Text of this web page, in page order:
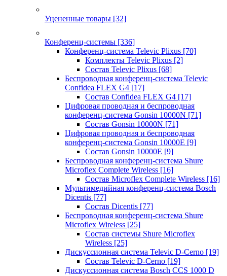
Уцененные товары [32]
Конференц-системы [336]
Конференц-система Televic Plixus [70]
Комплекты Televic Plixus [2]
Состав Televic Plixus [68]
Беспроводная конференц-система Televic
Confidea FLEX G4 [17]
Состав Confidea FLEX G4 [17]
Цифровая проводная и беспроводная
конференц-система Gonsin 10000N [71]
Состав Gonsin 10000N [71]
Цифровая проводная и беспроводная
конференц-система Gonsin 10000E [9]
Состав Gonsin 10000E [9]
Беспроводная конференц-система Shure
Microflex Complete Wireless [16]
Состав Microflex Complete Wireless [16]
Мультимедийная конференц-система Bosch
Dicentis [77]
Состав Dicentis [77]
Беспроводная конференц-система Shure
Microflex Wireless [25]
Состав системы Shure Microflex
Wireless [25]
Дискуссионная система Televic D-Cerno [19]
Состав Televic D-Cerno [19]
Дискуссионная система Bosch CCS 1000 D